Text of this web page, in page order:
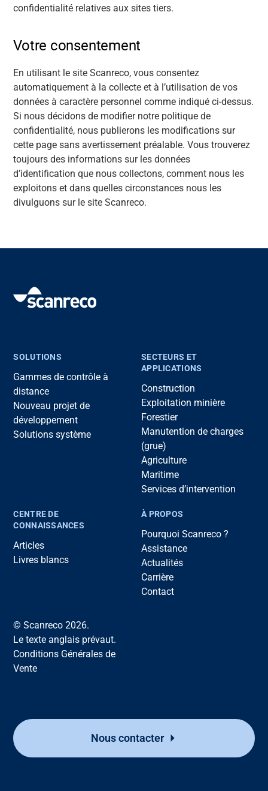
confidentialité relatives aux sites tiers.
Votre consentement
En utilisant le site Scanreco, vous consentez
automatiquement à la collecte et à l’utilisation de vos
données à caractère personnel comme indiqué ci-dessus.
Si nous décidons de modifier notre politique de
confidentialité, nous publierons les modifications sur
cette page sans avertissement préalable. Vous trouverez
toujours des informations sur les données
d’identification que nous collectons, comment nous les
exploitons et dans quelles circonstances nous les
divulguons sur le site Scanreco.
Nous contacter
SOLUTIONS
Gammes de contrôle à
distance
Nouveau projet de
développement
Solutions système
SECTEURS ET
APPLICATIONS
Construction
Exploitation minière
Forestier
Manutention de charges
(grue)
Agriculture
Maritime
Services d’intervention
CENTRE DE
CONNAISSANCES
Articles
Livres blancs
À PROPOS
Pourquoi Scanreco ?
Assistance
Actualités
Carrière
Contact
© Scanreco 2026.
Le texte anglais prévaut.
Conditions Générales de
Vente